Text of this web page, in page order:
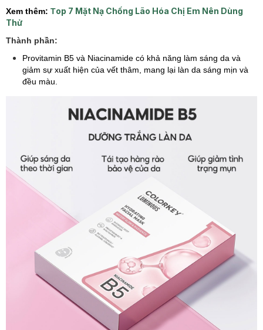
Xem thêm: Top 7 Mặt Nạ Chống Lão Hóa Chị Em Nên Dùng
Thử
Thành phần:
Provitamin B5 và Niacinamide có khả năng làm sáng da và
giảm sự xuất hiện của vết thâm, mang lại làn da sáng mịn và
đều màu.